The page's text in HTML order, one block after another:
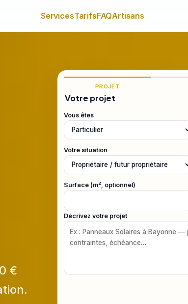
ServicesTarifsFAQArtisans
€
PROJET
Votre projet
Vous êtes
Votre situation
Surface (m², optionnel)
Décrivez votre projet